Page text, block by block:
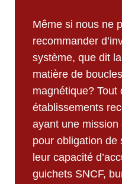
Même si nous ne
recommander
système, que dit
matière de
magnétique? Tout
établissements
ayant une
pour obligation de
leur capacité
guichets SNCF,